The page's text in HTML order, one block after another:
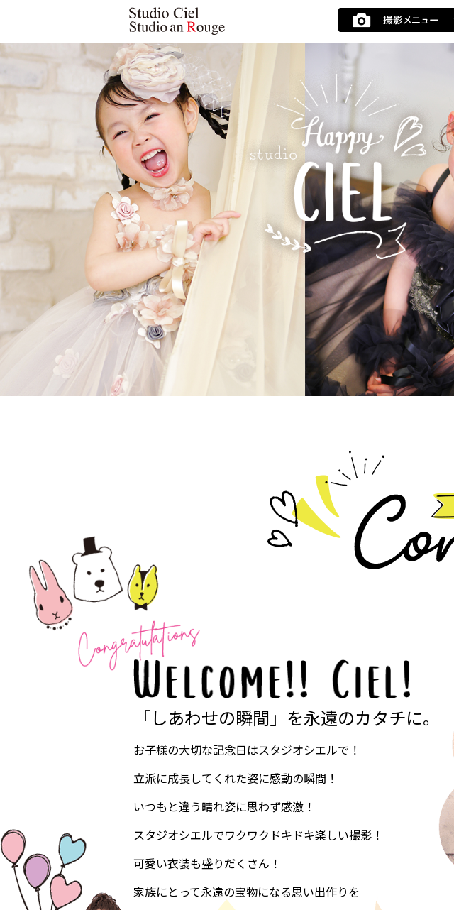
「しあわせの瞬間」を永遠のカタチに。
お子様の大切な記念日はスタジオシエルで！
立派に成長してくれた姿に感動の瞬間！
いつもと違う晴れ姿に思わず感激！
スタジオシエルでワクワクドキドキ楽しい撮影！
可愛い衣装も盛りだくさん！
家族にとって永遠の宝物になる思い出作りを